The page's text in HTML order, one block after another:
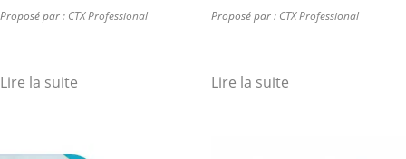
Proposé par : CTX Professional
Lire la suite
Proposé par : CTX Professional
Lire la suite